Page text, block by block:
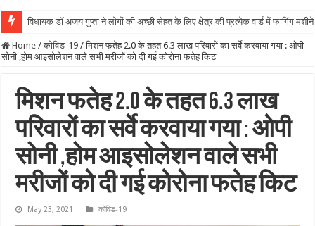
विधायक डॉ अजय गुप्ता ने लोगों की अच्छी सेहत के लिए क्षेत्र की प्रत्येक वार्ड में फागिंग मशीने
Home / कोविड-19 / मिशन फतेह 2.0 के तहत 6.3 लाख परिवारों का सर्वे करवाया गया : ओपी
सोनी ,होम आइसोलेशन वाले सभी मरीजों को दी गई कोरोना फतेह किट
मिशन फतेह 2.0 के तहत 6.3 लाख
परिवारों का सर्वे करवाया गया : ओपी
सोनी ,होम आइसोलेशन वाले सभी
मरीजों को दी गई कोरोना फतेह किट
May 23, 2021 कोविड-19